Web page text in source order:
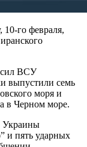
10-го февраля,
сил ВСУ
выпустили семь
моря и
в Черном море.
Украины
и пять ударных